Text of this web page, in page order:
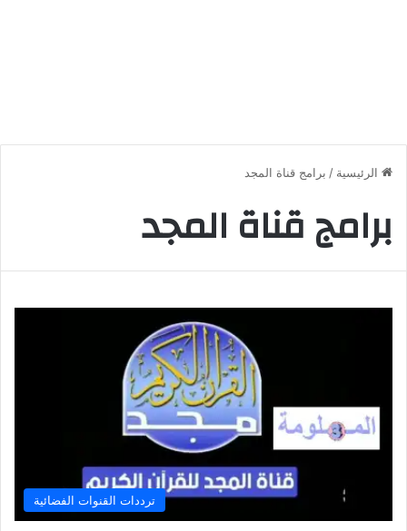
الرئيسية / برامج قناة المجد
برامج قناة المجد
ترددات القنوات الفضائية